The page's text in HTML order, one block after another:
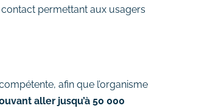
permettant aux usagers
afin que l’organisme
aller jusqu’à 50 000